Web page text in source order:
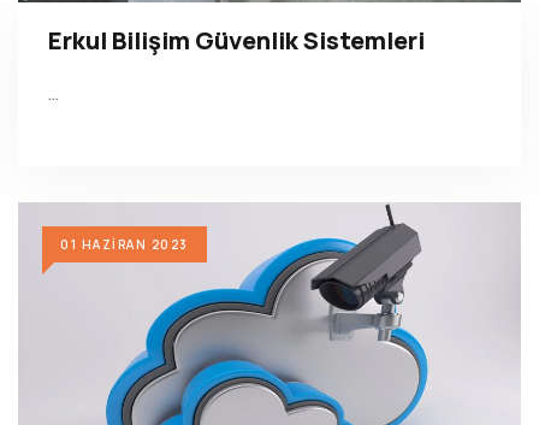
Erkul Bilişim Güvenlik Sistemleri
…
01 HAZIRAN 2023